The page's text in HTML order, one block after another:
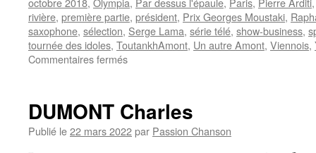
rivière, première partie, président, Prix Georges Moustaki,
saxophone, sélection, Serge Lama, série télé, show-business,
tournée des idoles, ToutankhAmont, Un autre Amont, Viennois,
Commentaires ferméssur
DUMONT Charles
Publié le22 mars 2022par Passion Chanson